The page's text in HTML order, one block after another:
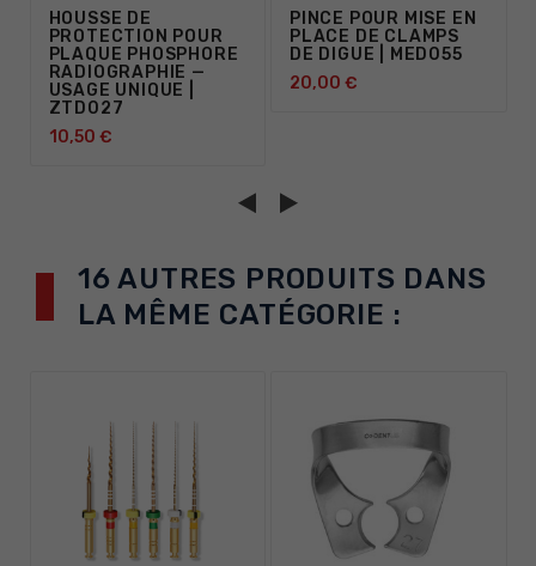
HOUSSE DE
PROTECTION POUR
PLAQUE PHOSPHORE
RADIOGRAPHIE —
USAGE UNIQUE |
ZTD027
10,50 €
PINCE POUR MISE EN
PLACE DE CLAMPS
DE DIGUE | MED055
20,00 €
16 AUTRES PRODUITS DANS
LA MÊME CATÉGORIE :